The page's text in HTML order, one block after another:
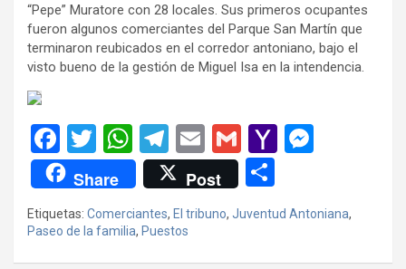
“Pepe” Muratore con 28 locales. Sus primeros ocupantes
fueron algunos comerciantes del Parque San Martín que
terminaron reubicados en el corredor antoniano, bajo el
visto bueno de la gestión de Miguel Isa en la intendencia.
F
a
ce
b
o
T
wi
tt
er
W
h
at
s
A
T
el
e
gr
a
E
m
ail
G
m
ail
Y
o
o
n
g
Share Post
o
m
p
Etiquetas: Comerciantes, El tribuno, Juventud Antoniana,
Paseo de la familia, Puestos